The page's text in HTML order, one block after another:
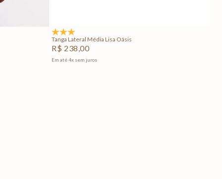
Tanga Lateral Média Lisa Oásis
R$ 238,00
Em até4x sem juros